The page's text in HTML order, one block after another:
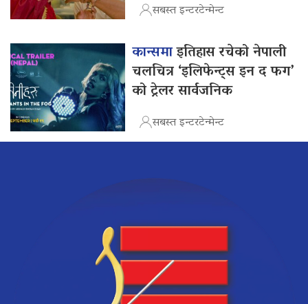
सबस्त इन्टरटेन्मेन्ट
कान्समाइतिहास रचेको नेपाली
चलचित्र ‘इलिफेन्ट्स इन द फग’
को ट्रेलर सार्वजनिक
सबस्त इन्टरटेन्मेन्ट